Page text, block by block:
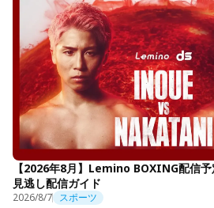
【2026年8月】Lemino BOXING配信
見逃し配信ガイド
2026/8/7 スポーツ